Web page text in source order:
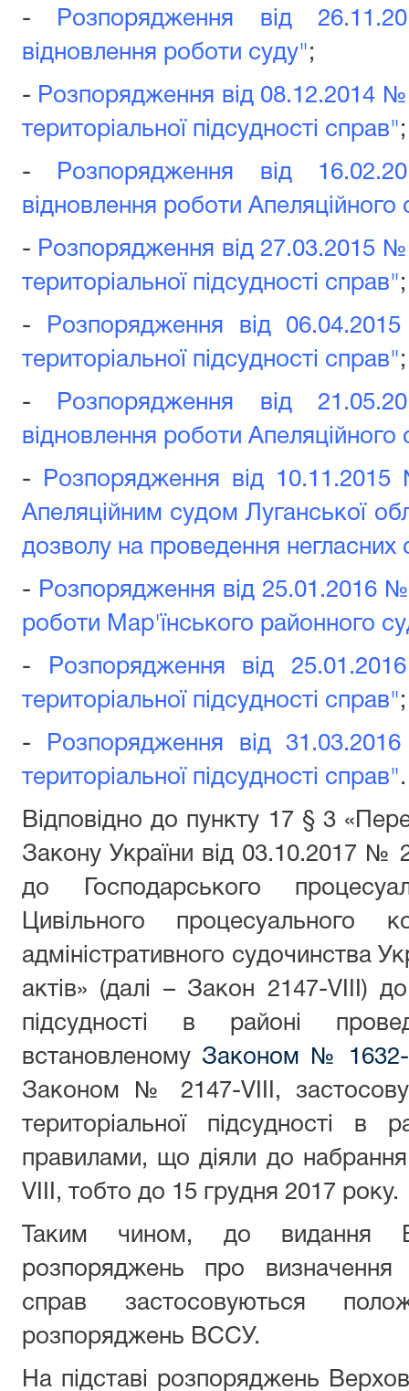
-
Розпорядження від
відновлення роботи суду";
- Розпорядження від 08.12.2014
територіальної підсудності справ";
-
Розпорядження від
відновлення роботи Апеляційного
- Розпорядження від 27.03.2015
територіальної підсудності справ";
-
Розпорядження від
територіальної підсудності справ";
-
Розпорядження від
відновлення роботи Апеляційного
-
Розпорядження від
Апеляційним судом Луганської
дозволу на проведення негласних
- Розпорядження від 25.01.2016
роботи Мар'їнського районного
-
Розпорядження від
територіальної підсудності справ";
-
Розпорядження від
територіальної підсудності справ".
Відповідно до пункту 17 § 3
Закону України від 03.10.2017 №
до Господарського
Цивільного процесуального
адміністративного судочинства
актів» (далі – Закон 2147-VIII)
підсудності в районі
встановленому Законом №
Законом № 2147-VIII,
територіальної підсудності
правилами, що діяли до
VIII, тобто до 15 грудня 2017 року.
Таким чином, до видання
розпоряджень про визначення
справ застосовуються
розпоряджень ВССУ.
На підставі розпоряджень